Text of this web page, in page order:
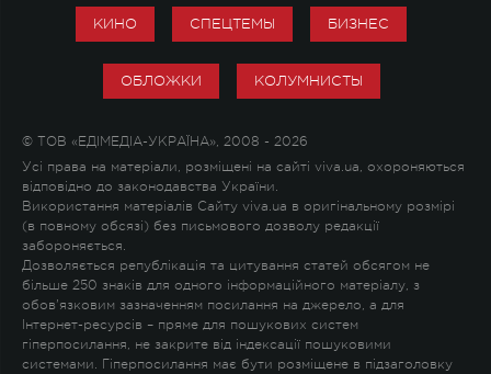
КИНО СПЕЦТЕМЫ БИЗНЕС
ОБЛОЖКИ КОЛУМНИСТЫ
© ТОВ «ЕДІМЕДІА-УКРАЇНА», 2008 - 2026
Усі права на матеріали, розміщені на сайті viva.ua, охороняються
відповідно до законодавства України.
Використання матеріалів Сайту viva.ua в оригінальному розмірі
(в повному обсязі) без письмового дозволу редакції
забороняється.
Дозволяється републікація та цитування статей обсягом не
більше 250 знаків для одного інформаційного матеріалу, з
обов'язковим зазначенням посилання на джерело, а для
Інтернет-ресурсів – пряме для пошукових систем
гіперпосилання, не закрите від індексації пошуковими
системами. Гіперпосилання має бути розміщене в підзаголовку